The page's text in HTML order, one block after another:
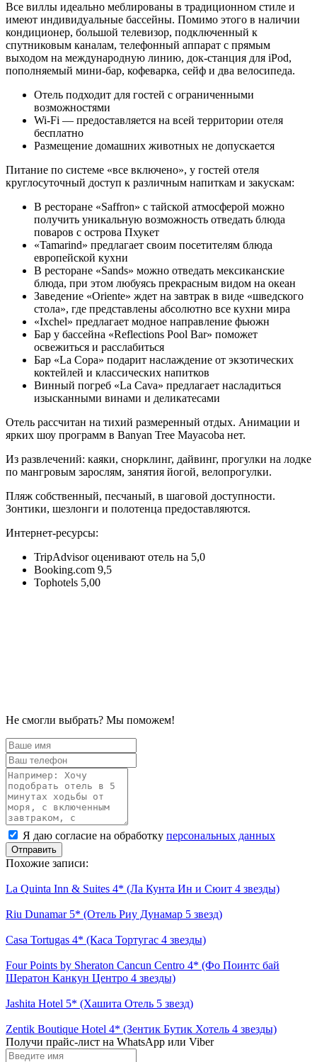
Все виллы идеально меблированы в традиционном стиле и
имеют индивидуальные бассейны. Помимо этого в наличии
кондиционер, большой телевизор, подключенный к
спутниковым каналам, телефонный аппарат с прямым
выходом на международную линию, док-станция для iPod,
пополняемый мини-бар, кофеварка, сейф и два велосипеда.
Отель подходит для гостей с ограниченными
возможностями
Wi-Fi — предоставляется на всей территории отеля
бесплатно
Размещение домашних животных не допускается
Питание по системе «все включено», у гостей отеля
круглосуточный доступ к различным напиткам и закускам:
В ресторане «Saffron» с тайской атмосферой можно
получить уникальную возможность отведать блюда
поваров с острова Пхукет
«Tamarind» предлагает своим посетителям блюда
европейской кухни
В ресторане «Sands» можно отведать мексиканские
блюда, при этом любуясь прекрасным видом на океан
Заведение «Oriente» ждет на завтрак в виде «шведского
стола», где представлены абсолютно все кухни мира
«Ixchel» предлагает модное направление фьюжн
Бар у бассейна «Reflections Pool Bar» поможет
освежиться и расслабиться
Бар «La Copa» подарит наслаждение от экзотических
коктейлей и классических напитков
Винный погреб «La Cava» предлагает насладиться
изысканными винами и деликатесами
Отель рассчитан на тихий размеренный отдых. Анимации и
ярких шоу программ в Banyan Tree Mayacoba нет.
Из развлечений: каяки, снорклинг, дайвинг, прогулки на лодке
по мангровым зарослям, занятия йогой, велопрогулки.
Пляж собственный, песчаный, в шаговой доступности.
Зонтики, шезлонги и полотенца предоставляются.
Интернет-ресурсы:
TripAdvisor оценивают отель на 5,0
Booking.com 9,5
Tophotels 5,00
Не смогли выбрать? Мы поможем!
Ваше
имя
Ваш
телефон
Комментарий
Я
даю
согласие
обработку
персональных
данных
Я даю согласие на обработку персональных данных
Похожие записи:
La Quinta Inn & Suites 4* (Ла Кунта Ин и Сюит 4 звезды)
Riu Dunamar 5* (Отель Риу Дунамар 5 звезд)
Casa Tortugas 4* (Каса Тортугас 4 звезды)
Four Points by Sheraton Cancun Centro 4* (Фо Поинтс бай
Шератон Канкун Центро 4 звезды)
Jashita Hotel 5* (Хашита Отель 5 звезд)
Zentik Boutique Hotel 4* (Зентик Бутик Хотель 4 звезды)
Получи прайс-лист на WhatsApp или Viber
Введите